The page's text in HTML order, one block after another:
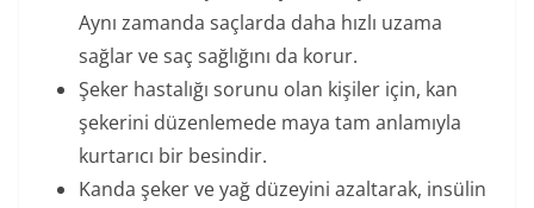
Aynı zamanda saçlarda daha hızlı uzama
sağlar ve saç sağlığını da korur.
Şeker hastalığı sorunu olan kişiler için, kan
şekerini düzenlemede maya tam anlamıyla
kurtarıcı bir besindir.
Kanda şeker ve yağ düzeyini azaltarak, insülin